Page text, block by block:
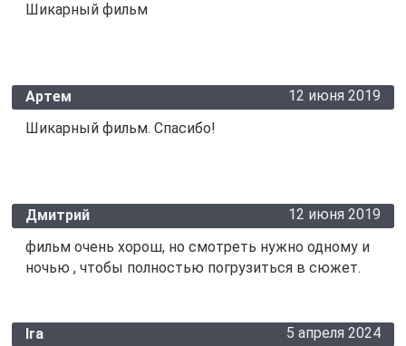
Шикарный фильм
Артем
12 июня 2019
Шикарный фильм. Спасибо!
Дмитрий
12 июня 2019
фильм очень хорош, но смотреть нужно одному и
ночью , чтобы полностью погрузиться в сюжет.
Ira
5 апреля 2024